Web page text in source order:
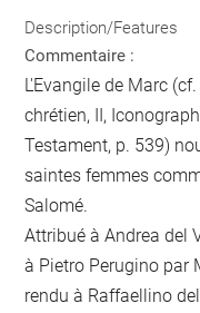
Description/Features
Commentaire :
L'Evangile de Marc
chrétien, II,
Testament, p. 539)
saintes femmes
Salomé.
Attribué à Andrea del
à Pietro Perugino par
rendu à Raffaellino